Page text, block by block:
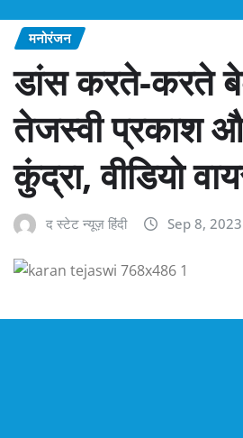
मनोरंजन
डांस करते-करते
तेजस्वी प्रकाश
कुंद्रा, वीडियो
द स्टेट न्यूज़ हिंदी Sep 8, 2023